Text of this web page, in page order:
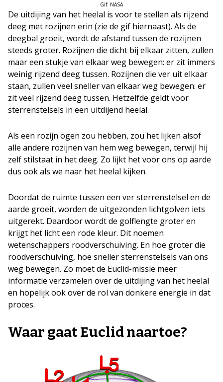
Gif: NASA
De uitdijing van het heelal is voor te stellen als rijzend
deeg met rozijnen erin (zie de gif hiernaast). Als de
deegbal groeit, wordt de afstand tussen de rozijnen
steeds groter. Rozijnen die dicht bij elkaar zitten, zullen
maar een stukje van elkaar weg bewegen: er zit immers
weinig rijzend deeg tussen. Rozijnen die ver uit elkaar
staan, zullen veel sneller van elkaar weg bewegen: er
zit veel rijzend deeg tussen. Hetzelfde geldt voor
sterrenstelsels in een uitdijend heelal.
Als een rozijn ogen zou hebben, zou het lijken alsof
alle andere rozijnen van hem weg bewegen, terwijl hij
zelf stilstaat in het deeg. Zo lijkt het voor ons op aarde
dus ook als we naar het heelal kijken.
Doordat de ruimte tussen een ver sterrenstelsel en de
aarde groeit, worden de uitgezonden lichtgolven iets
uitgerekt. Daardoor wordt de golflengte groter en
krijgt het licht een rode kleur. Dit noemen
wetenschappers roodverschuiving. En hoe groter die
roodverschuiving, hoe sneller sterrenstelsels van ons
weg bewegen. Zo moet de Euclid-missie meer
informatie verzamelen over de uitdijing van het heelal
en hopelijk ook over de rol van donkere energie in dat
proces.
Waar gaat Euclid naartoe?